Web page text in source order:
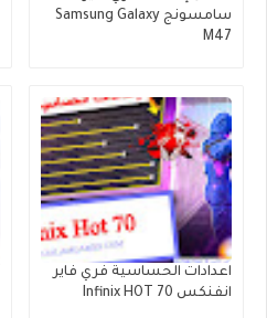
سامسونج Samsung Galaxy
M47
اعدادات الحساسية فري فاير
انفنكس Infinix HOT 70